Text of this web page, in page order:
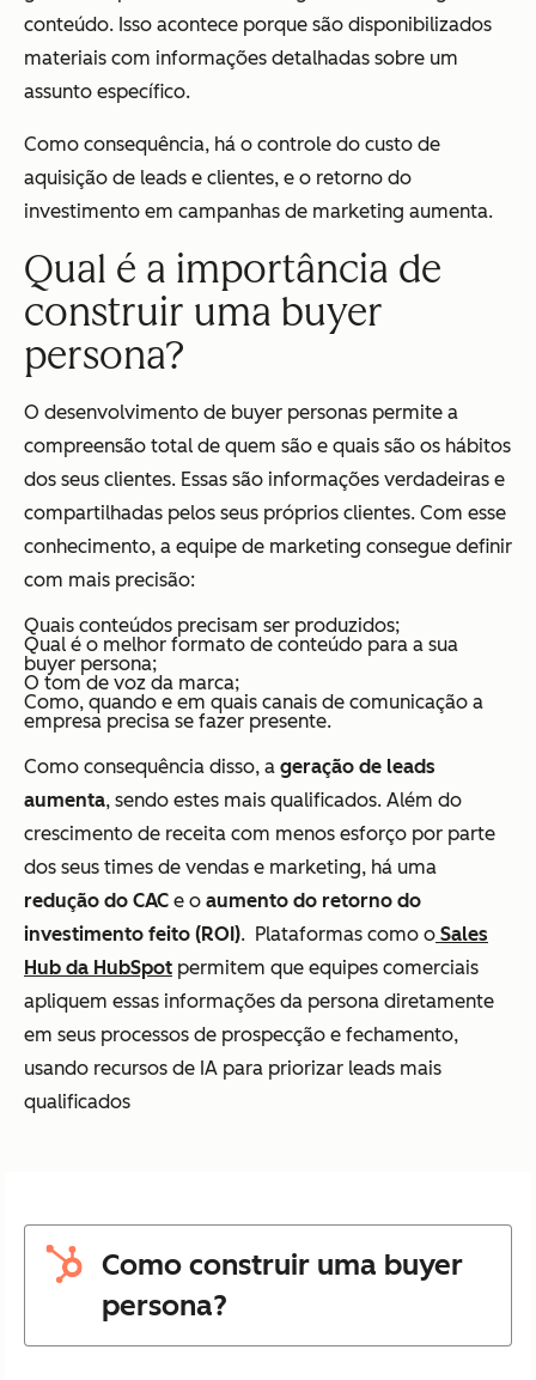
conteúdo. Isso acontece porque são disponibilizados
materiais com informações detalhadas sobre um
assunto específico.
Como consequência, há o controle do custo de
aquisição de leads e clientes, e o retorno do
investimento em campanhas de marketing aumenta.
Qual é a importância de
construir uma buyer
persona?
O desenvolvimento de buyer personas permite a
compreensão total de quem são e quais são os hábitos
dos seus clientes. Essas são informações verdadeiras e
compartilhadas pelos seus próprios clientes. Com esse
conhecimento, a equipe de marketing consegue definir
com mais precisão:
Quais conteúdos precisam ser produzidos;
Qual é o melhor formato de conteúdo para a sua
buyer persona;
O tom de voz da marca;
Como, quando e em quais canais de comunicação a
empresa precisa se fazer presente.
Como consequência disso, a geração de leads
aumenta, sendo estes mais qualificados. Além do
crescimento de receita com menos esforço por parte
dos seus times de vendas e marketing, há uma
redução do CAC e o aumento do retorno do
investimento feito (ROI). Plataformas como o Sales
Hub da HubSpot permitem que equipes comerciais
apliquem essas informações da persona diretamente
em seus processos de prospecção e fechamento,
usando recursos de IA para priorizar leads mais
qualificados
Como construir uma buyer
persona?